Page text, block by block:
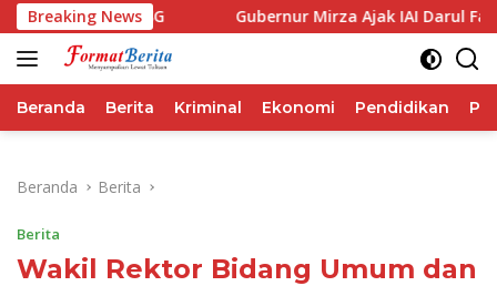
Langsung
ke
konten
Breaking News
IHSG Gubernur Mirza Ajak IAI Darul Fattah
Beranda Berita Kriminal Ekonomi Pendidikan
Beranda Berita
Berita
Wakil Rektor Bidang Umum dan